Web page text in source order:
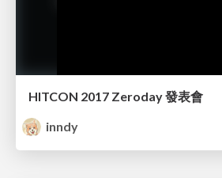
HITCON 2017 Zeroday 發表會
inndy